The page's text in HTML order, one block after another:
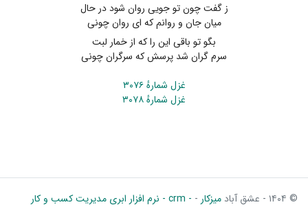
ز گفت چون تو جویی روان شود در حال
میان جان و روانم که ای روان چونی
بگو تو باقی این را که از خمار لبت
سرم گران شد پرسش که سرگران چونی
غزل شمارهٔ ۳۰۷۶
غزل شمارهٔ ۳۰۷۸
© ۱۴۰۴ - عشق آباد میزکار - - crm - نرم افزار ابری مدیریت کسب و کار